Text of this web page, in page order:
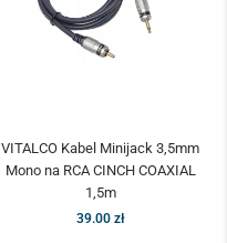
VITALCO Kabel Minijack 3,5mm
Mono na RCA CINCH COAXIAL
1,5m
39.00 zł